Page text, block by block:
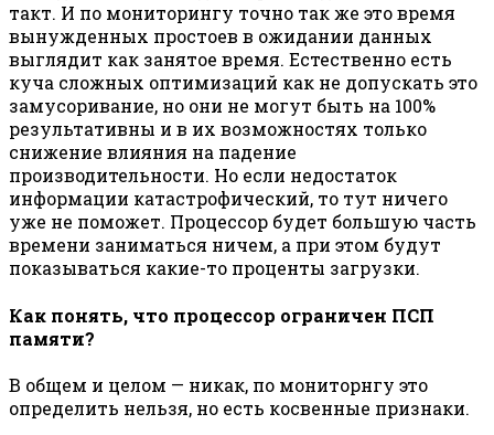
такт. И по мониторингу точно так же это время
вынужденных простоев в ожидании данных
выглядит как занятое время. Естественно есть
куча сложных оптимизаций как не допускать это
замусоривание, но они не могут быть на 100%
результативны и в их возможностях только
снижение влияния на падение
производительности. Но если недостаток
информации катастрофический, то тут ничего
уже не поможет. Процессор будет большую часть
времени заниматься ничем, а при этом будут
показываться какие-то проценты загрузки.
Как понять, что процессор ограничен ПСП
памяти?
В общем и целом — никак, по мониторнгу это
определить нельзя, но есть косвенные признаки.